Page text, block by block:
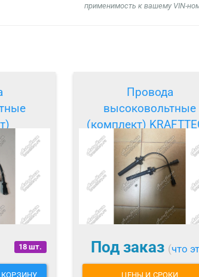
применимость к вашему VIN-
18 шт.
КОРЗИНУ
Провода
высоковольтные
(комплект)
Под заказ (что
ЦЕНЫ И СРОКИ